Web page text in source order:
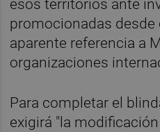
esos territorios ante
promocionadas desde
aparente referencia a
organizaciones
Para completar el
exigirá "la